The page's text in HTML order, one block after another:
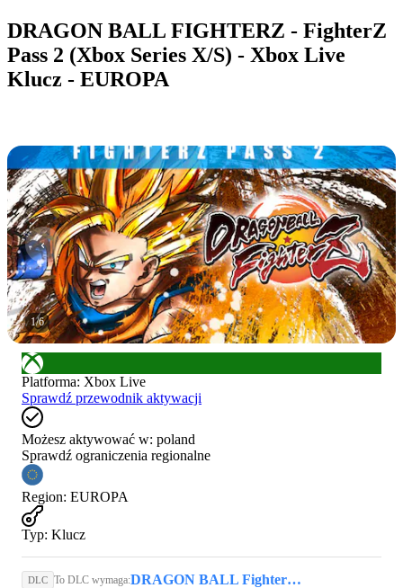
DRAGON BALL FIGHTERZ - FighterZ
Pass 2 (Xbox Series X/S) - Xbox Live
Klucz - EUROPA
1/6
Platforma: Xbox Live
Sprawdź przewodnik aktywacji
Możesz aktywować w: poland
Sprawdź ograniczenia regionalne
Region: EUROPA
Typ: Klucz
DLC To DLC wymaga: DRAGON BALL FighterZ (Xbox One) - Xbox Live Key - EUROPE